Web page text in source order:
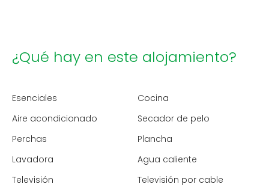
¿Qué hay en este alojamiento?
Esenciales
Cocina
Aire acondicionado
Secador de pelo
Perchas
Plancha
Lavadora
Agua caliente
Televisión
Televisión por cable